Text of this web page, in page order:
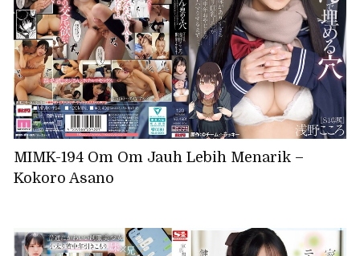
MIMK-194 Om Om Jauh Lebih Menarik –
Kokoro Asano